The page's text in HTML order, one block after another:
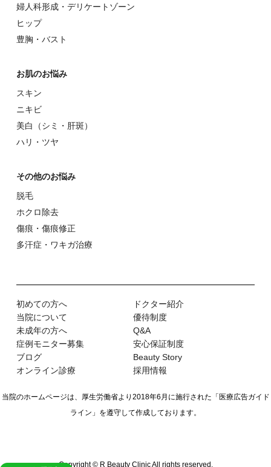
婦⼈科形成・デリケートゾーン
ヒップ
豊胸・バスト
お肌のお悩み
スキン
ニキビ
美⽩（シミ・肝斑）
ハリ・ツヤ
その他のお悩み
脱⽑
ホクロ除去
傷痕・傷痕修正
多汗症・ワキガ治療
初めての⽅へ
ドクター紹介
当院について
優待制度
未成年の方へ
Q&A
症例モニター募集
安心保証制度
ブログ
Beauty Story
オンライン診療
採用情報
当院のホームページは、厚生労働省より2018年6月に施行された 「医療広告ガイド
ライン」を遵守して作成しております。
Copyright © R Beauty Clinic All rights reserved.